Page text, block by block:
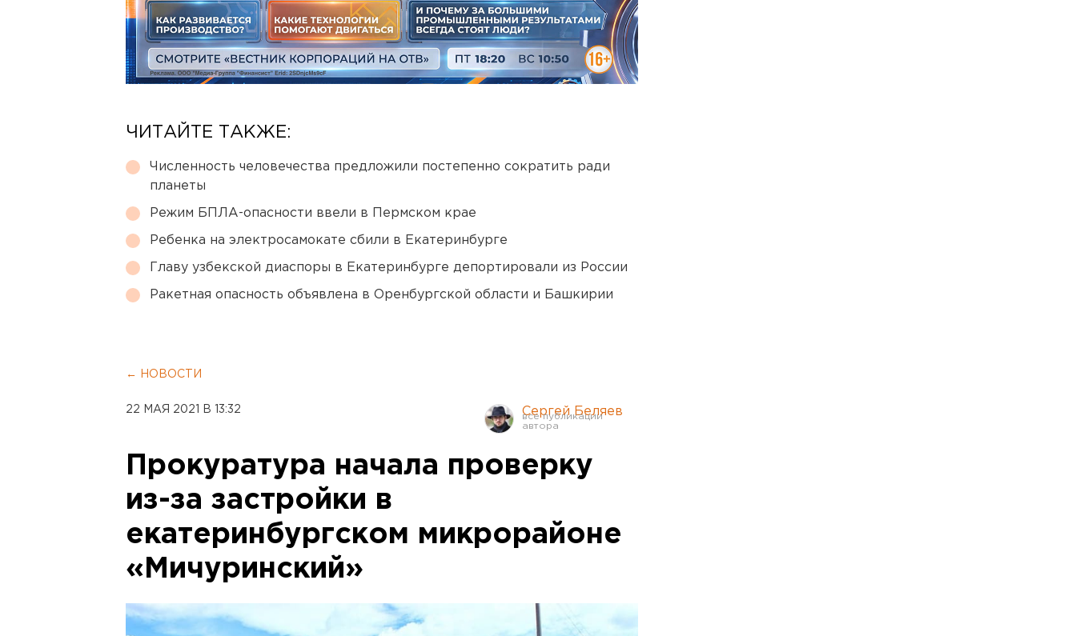
ЧИТАЙТЕ ТАКЖЕ:
Численность человечества предложили постепенно сократить ради
планеты
Режим БПЛА-опасности ввели в Пермском крае
Ребенка на электросамокате сбили в Екатеринбурге
Главу узбекской диаспоры в Екатеринбурге депортировали из России
Ракетная опасность объявлена в Оренбургской области и Башкирии
← НОВОСТИ
22 МАЯ 2021 В 13:32 Сергей Беляев
Прокуратура начала проверку
из-за застройки в
екатеринбургском микрорайоне
«Мичуринский»